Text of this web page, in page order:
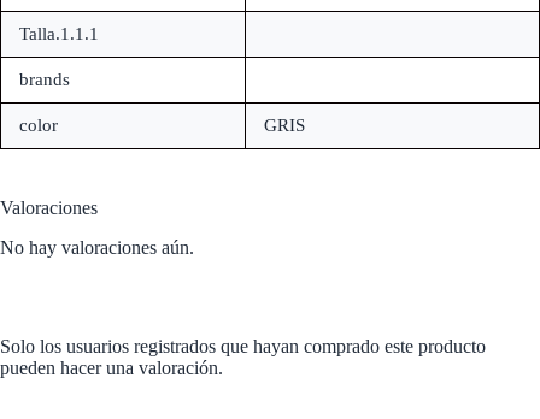
Talla.1.1.1
brands
color GRIS
Valoraciones
No hay valoraciones aún.
Solo los usuarios registrados que hayan comprado este producto
pueden hacer una valoración.